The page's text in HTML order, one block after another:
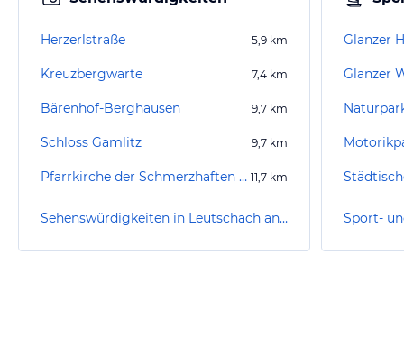
Herzerlstraße 5,9 km
Kreuzbergwarte 7,4 km
Bärenhof-Berghausen 9,7 km
Schloss Gamlitz 9,7 km
Pfarrkirche der Schmerzhaften Muttergottes 11,7 km
Sehenswürdigkeiten in Leutschach an der Weinstraße
Glanzer
Glanzer